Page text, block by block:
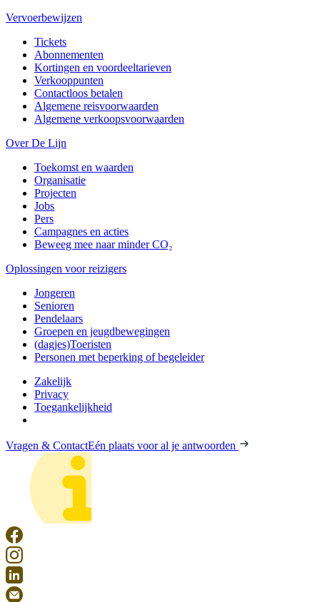
Vervoerbewijzen
Tickets
Abonnementen
Kortingen en voordeeltarieven
Verkooppunten
Contactloos betalen
Algemene reisvoorwaarden
Algemene verkoopsvoorwaarden
Over De Lijn
Toekomst en waarden
Organisatie
Projecten
Jobs
Pers
Campagnes en acties
Beweeg mee naar minder CO₂
Oplossingen voor reizigers
Jongeren
Senioren
Pendelaars
Groepen en jeugdbewegingen
(dagjes)Toeristen
Personen met beperking of begeleider
Zakelijk
Privacy
Toegankelijkheid
Vragen & ContactEén plaats voor al je antwoorden